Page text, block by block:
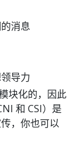
消息
导力
块化的，因此
和 CSI）是
，你也可以